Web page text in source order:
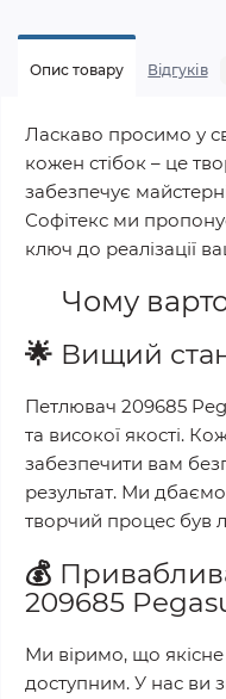
Опис товару Відгуків
Ласкаво просимо у
кожен стібок – це
забезпечує
Софітекс ми
ключ до реалізації
Чому
🌟 Вищий
Петлювач 209685
та високої якості.
забезпечити вам
результат. Ми
творчий процес був
💰
209685
Ми віримо, що
доступним. У нас ви